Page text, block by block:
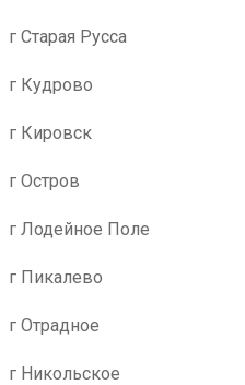
г Старая Русса
г Кудрово
г Кировск
г Остров
г Лодейное Поле
г Пикалево
г Отрадное
г Никольское